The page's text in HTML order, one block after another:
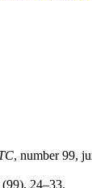
, number 99,
(99), 24–33.